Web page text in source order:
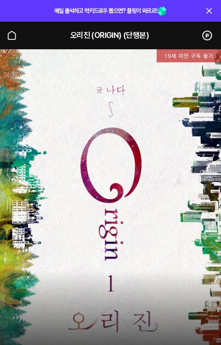
매일 출석하고 럭키드로우 뽑으면? 플링이 와르르!
오리진 (ORIGIN) (단행본)